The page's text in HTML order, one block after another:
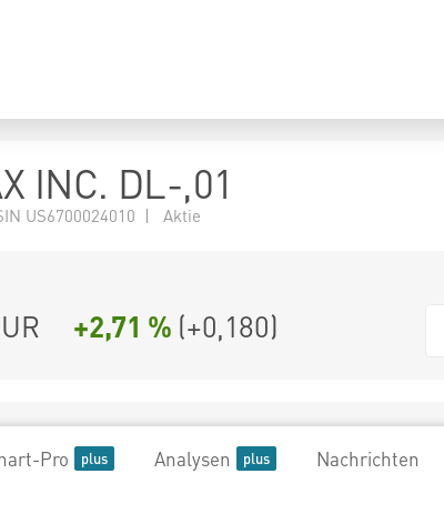
INC. DL-,01
US6700024010 | Aktie
+2,71 % (+0,180)
Pro Analysen Nachrichten